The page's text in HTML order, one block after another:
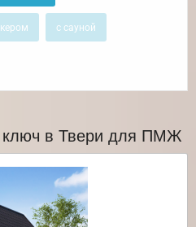
с сауной
в Твери для ПМЖ